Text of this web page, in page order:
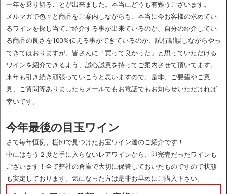
一年を乗り切ることが出来ました。本当にどうも有難うございます。
メルマガで色々と商品をご案内しながらも、本当に今お客様の求めてい
るワインを探し当てご紹介する事が出来ているのか、自分の紹介してい
る商品の良さを100％伝える事ができているのか、試行錯誤しながらやっ
てきてはおりますが、皆さんに「買って良かった」と思っていただける
ワインを紹介できるよう、誠心誠意を持ってご案内させて頂いてます。
来年も引き続き頑張っていこうと思いますので、是非、ご要望やご意
見、ご質問等ありましたらメールでもお電話でもお知らせいただければ
幸いです。
今年最後の目玉ワイン
さて毎年恒例、棚卸で見つけたお宝ワイン達のご紹介です！
中にはもう２度と手に入らないレアワインから、即完売だったワインも
ございます！全て弊社の倉庫で大切に保管しておいたものですので状態
も安定しております。気になった方は是非お早めにご購入下さい。